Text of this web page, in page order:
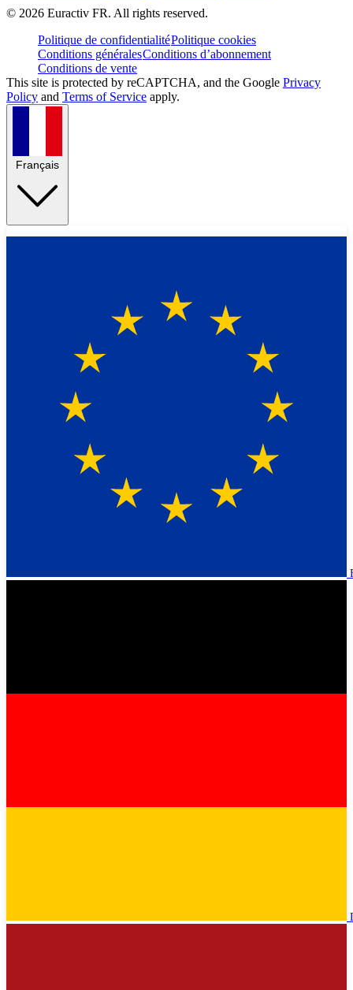
© 2026 Euractiv FR. All rights reserved.
Politique de confidentialitéPolitique cookies
Conditions généralesConditions d’abonnement
Conditions de vente
This site is protected by reCAPTCHA, and the Google Privacy
Policy and Terms of Service apply.
Français